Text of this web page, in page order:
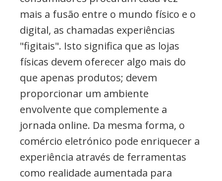
mais a fusão entre o mundo físico e o
digital, as chamadas experiências
"figitais". Isto significa que as lojas
físicas devem oferecer algo mais do
que apenas produtos; devem
proporcionar um ambiente
envolvente que complemente a
jornada online. Da mesma forma, o
comércio eletrónico pode enriquecer a
experiência através de ferramentas
como realidade aumentada para